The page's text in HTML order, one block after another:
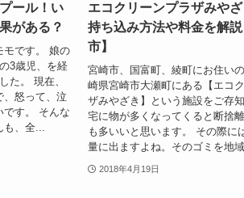
ール！い
がある？
モです。 娘の
3歳児、を経
た。 現在、
、怒って、泣
です。 そんな
、全...
エコクリーンプラザみやざ
持ち込み方法や料金を解
市】
宮崎市、国富町、綾町にお住い
崎県宮崎市大瀬町にある【エコ
ザみやざき】という施設をご存
宅に物が多くなってくると断捨
も多いいと思います。 その際に
量に出ますよね。そのゴミを地域
2018年4月19日